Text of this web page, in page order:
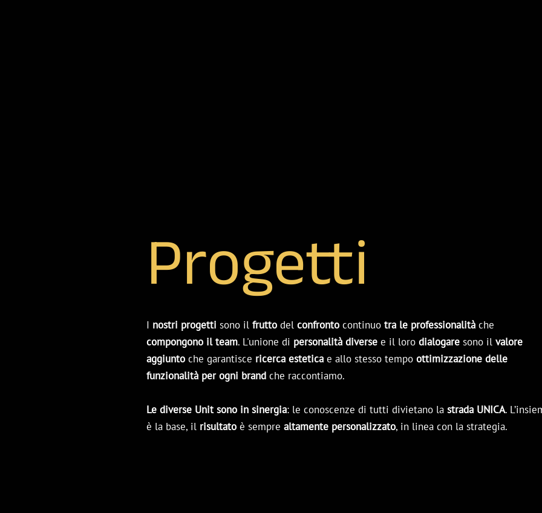
Progetti
I nostri progetti sono il fruttodel confrontocontinuo tra le professionalitàche
compongono il team. L'unione di personalità diversee il loro dialogaresono il valore
aggiuntoche garantisce ricerca esteticae allo stesso tempo ottimizzazione delle
funzionalità per ogni brandche raccontiamo.
Le diverse Unit sono in sinergia: le conoscenze di tutti divietano la strada UNICA.
è la base, il risultatoè sempre altamente personalizzato, in linea con la strategia.